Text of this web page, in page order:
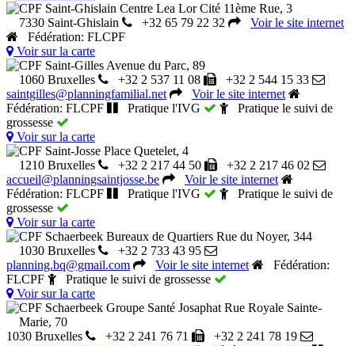
CPF Saint-Ghislain Centre Lea Lor Cité 11ème Rue, 3
7330 Saint-Ghislain
+32 65 79 22 32
Voir le site internet
Fédération: FLCPF
Voir sur la carte
CPF Saint-Gilles Avenue du Parc, 89
1060 Bruxelles
+32 2 537 11 08
+32 2 544 15 33
saintgilles@planningfamilial.net
Voir le site internet
Fédération: FLCPF
Pratique l'IVG
Pratique le suivi de
grossesse
Voir sur la carte
CPF Saint-Josse Place Quetelet, 4
1210 Bruxelles
+32 2 217 44 50
+32 2 217 46 02
accueil@planningsaintjosse.be
Voir le site internet
Fédération: FLCPF
Pratique l'IVG
Pratique le suivi de
grossesse
Voir sur la carte
CPF Schaerbeek Bureaux de Quartiers Rue du Noyer, 344
1030 Bruxelles
+32 2 733 43 95
planning.bq@gmail.com
Voir le site internet
Fédération:
FLCPF
Pratique le suivi de grossesse
Voir sur la carte
CPF Schaerbeek Groupe Santé Josaphat Rue Royale Sainte-
Marie, 70
1030 Bruxelles
+32 2 241 76 71
+32 2 241 78 19